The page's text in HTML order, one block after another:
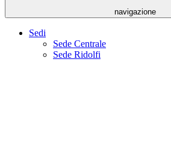
navigazione
Sedi
Sede Centrale
Sede Ridolfi